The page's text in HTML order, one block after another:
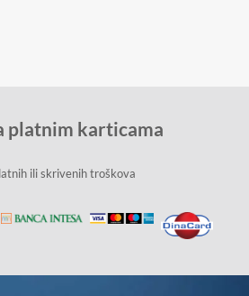
platnim karticama
ili skrivenih troškova